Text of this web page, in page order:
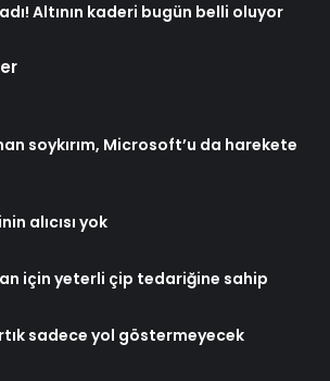
Altının kaderi bugün belli oluyor
soykırım, Microsoft’u da harekete
alıcısı yok
için yeterli çip tedariğine sahip
sadece yol göstermeyecek